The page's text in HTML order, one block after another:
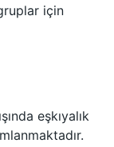
için
eşkıyalık